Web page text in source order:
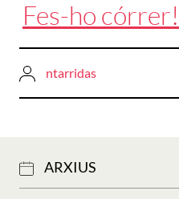
Fes-ho córrer!
ntarridas
ARXIUS